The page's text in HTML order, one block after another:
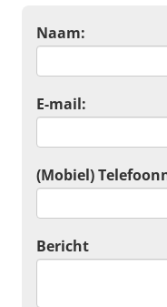
Naam:
E-mail:
(Mobiel)
Bericht